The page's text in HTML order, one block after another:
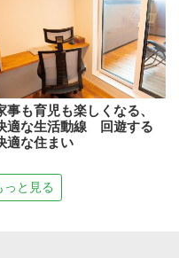
事も育児も楽しくなる、
適な生活動線 回遊する
適な住まい
と見る